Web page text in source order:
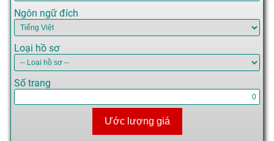
Ngôn ngữ đích
Loại hồ sơ
Số trang
Ước lượng giá